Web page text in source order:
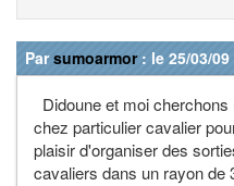
Parsumoarmor: le 25/03/09
Didoune et moi
chez particulier cavalier
plaisir d'organiser des
cavaliers dans un rayon de